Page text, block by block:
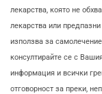
лекарства, която не
лекарства или
използва за
консултирайте се с
информация и всички
отговорност за преки,